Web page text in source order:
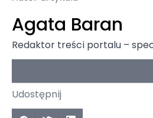
Agata Baran
Redaktor treści portalu –
Udostępnij